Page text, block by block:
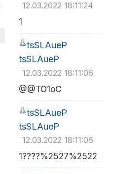
12.03.2022 18:11:24
1
tsSLAueP
tsSLAueP
12.03.2022 18:11:06
@@TO1oC
tsSLAueP
tsSLAueP
12.03.2022 18:11:06
1????%2527%2522